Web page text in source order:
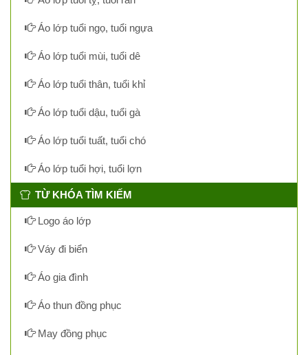
Áo lớp tuổi ngọ, tuổi ngựa
Áo lớp tuổi mùi, tuổi dê
Áo lớp tuổi thân, tuổi khỉ
Áo lớp tuổi dậu, tuổi gà
Áo lớp tuổi tuất, tuổi chó
Áo lớp tuổi hợi, tuổi lợn
TỪ KHÓA TÌM KIẾM
Logo áo lớp
Váy đi biển
Áo gia đình
Áo thun đồng phục
May đồng phục